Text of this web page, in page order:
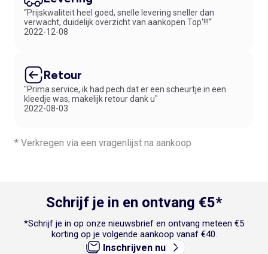
“Prijskwaliteit heel goed, snelle levering sneller dan
verwacht, duidelijk overzicht van aankopen Top'!!!“
2022-12-08
Retour
"Prima service, ik had pech dat er een scheurtje in een
kleedje was, makelijk retour dank u"
2022-08-03
* Verkregen via een vragenlijst na aankoop
Schrijf je in en ontvang €5*
*Schrijf je in op onze nieuwsbrief en ontvang meteen €5
korting op je volgende aankoop vanaf €40.
Inschrijven nu